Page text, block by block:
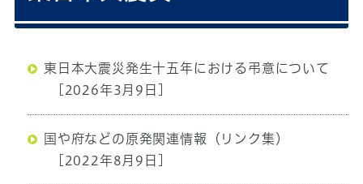
東日本大震災発生十五年における弔意について
[2026年3月9日]
国や府などの原発関連情報（リンク集）
[2022年8月9日]